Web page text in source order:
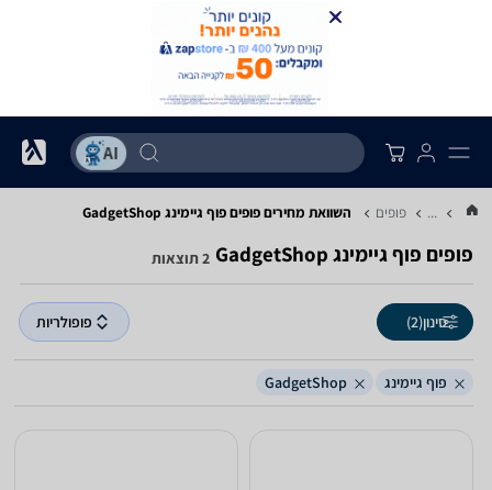
... פופים השוואת מחירים פופים ‏פוף גיימינג ‏GadgetShop
פופים ‏פוף גיימינג ‏GadgetShop 2 תוצאות
סינון(2) פופולריות
פוף גיימינג GadgetShop